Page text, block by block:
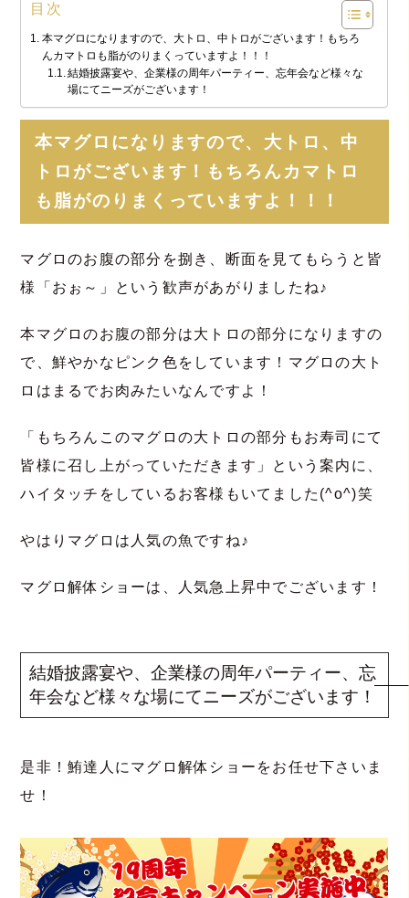
目次
本マグロになりますので、大トロ、中トロがございます！もちろ
んカマトロも脂がのりまくっていますよ！！！
結婚披露宴や、企業様の周年パーティー、忘年会など様々な
場にてニーズがございます！
本マグロになりますので、大トロ、中
トロがございます！もちろんカマトロ
も脂がのりまくっていますよ！！！
マグロのお腹の部分を捌き、断面を見てもらうと皆
様「おぉ～」という歓声があがりましたね♪
本マグロのお腹の部分は大トロの部分になりますの
で、鮮やかなピンク色をしています！マグロの大ト
ロはまるでお肉みたいなんですよ！
「もちろんこのマグロの大トロの部分もお寿司にて
皆様に召し上がっていただきます」という案内に、
ハイタッチをしているお客様もいてました(^o^)笑
やはりマグロは人気の魚ですね♪
マグロ解体ショーは、人気急上昇中でございます！
結婚披露宴や、企業様の周年パーティー、忘
年会など様々な場にてニーズがございます！
是非！鮪達人にマグロ解体ショーをお任せ下さいま
せ！